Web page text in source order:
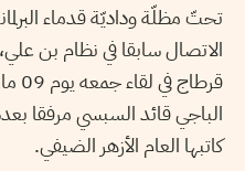
تحتّ مظلّة وداديّة قدماء
الاتصال سابقا في نظام بن
الباجي قائد السبسي مرفقا
كاتبها العام الأزهر الضيفي.